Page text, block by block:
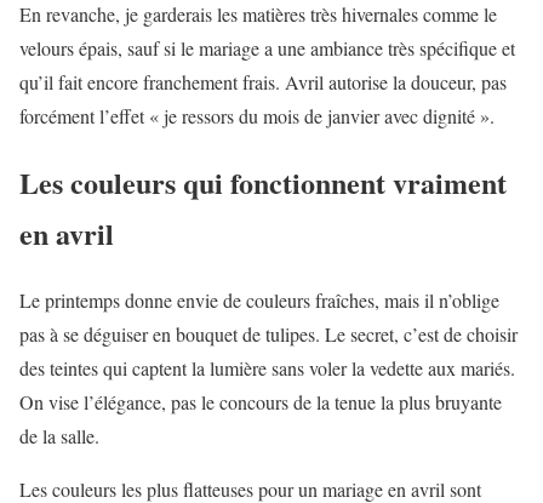
En revanche, je garderais les matières très hivernales comme le
velours épais, sauf si le mariage a une ambiance très spécifique et
qu’il fait encore franchement frais. Avril autorise la douceur, pas
forcément l’effet « je ressors du mois de janvier avec dignité ».
Les couleurs qui fonctionnent vraiment
en avril
Le printemps donne envie de couleurs fraîches, mais il n’oblige
pas à se déguiser en bouquet de tulipes. Le secret, c’est de choisir
des teintes qui captent la lumière sans voler la vedette aux mariés.
On vise l’élégance, pas le concours de la tenue la plus bruyante
de la salle.
Les couleurs les plus flatteuses pour un mariage en avril sont